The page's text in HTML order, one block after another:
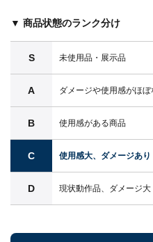
▼ 商品状態のランク分け
S 未使用品・展示品
A ダメージや使用感がほ
B 使用感がある商品
C 使用感大、ダメージあり
D 現状動作品、ダメージ大